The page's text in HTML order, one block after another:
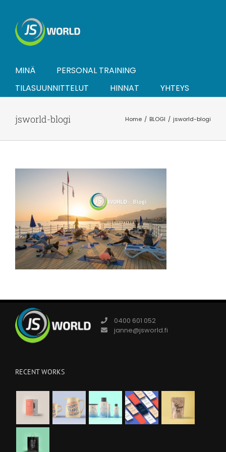
content
MINÄ
PERSONAL TRAINING
TILASUUNNITTELUT
HINNAT YHTEYS
jsworld-blogi Home BLOGI jsworld-blogi
0400 601 052
janne@jsworld.fi
RECENT WORKS